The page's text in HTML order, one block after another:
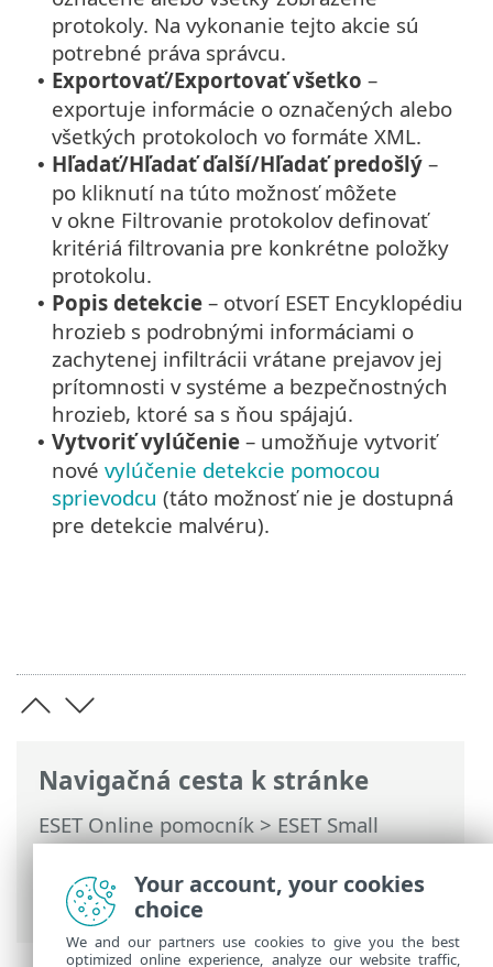
Navigačná cesta k stránke
ESET Online pomocník>ESET Small
Business Security>Práca s programom
ESET Small Business Security> Nástroje>
Protokoly
protokoly. Na vykonanie tejto akcie sú
potrebné práva správcu.
• Exportovať/Exportovať všetko –
exportuje informácie o označených alebo
všetkých protokoloch vo formáte XML.
• Hľadať/Hľadať ďalší/Hľadať predošlý –
po kliknutí na túto možnosť môžete
v okne Filtrovanie protokolov definovať
kritériá filtrovania pre konkrétne položky
protokolu.
• Popis detekcie – otvorí ESET Encyklopédiu
hrozieb s podrobnými informáciami o
zachytenej infiltrácii vrátane prejavov jej
prítomnosti v systéme a bezpečnostných
hrozieb, ktoré sa s ňou spájajú.
• Vytvoriť vylúčenie – umožňuje vytvoriť
nové vylúčenie detekcie pomocou
sprievodcu (táto možnosť nie je dostupná
pre detekcie malvéru).
Your account, your cookies
choice
We and our partners use cookies to give you the best
optimized online experience, analyze our website traffic,